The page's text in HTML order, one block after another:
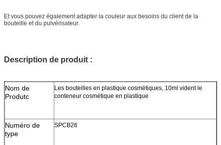
Et vous pouvez également adapter la couleur aux besoins du client de la
bouteille et du pulvérisateur.
Description de produit :
Nom de
Produtc
Les bouteilles en plastique cosmétiques, 10ml vident le
conteneur cosmétique en plastique
Numéro de
type
SPCB26